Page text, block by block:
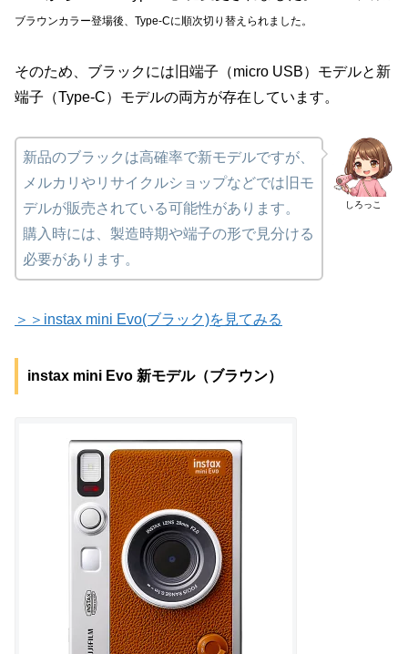
ブラウンカラー登場後、Type-Cに順次切り替えられました。
そのため、ブラックには旧端子（micro USB）モデルと新
端子（Type-C）モデルの両方が存在しています。
しろっこ
新品のブラックは高確率で新モデルですが、
メルカリやリサイクルショップなどでは旧モ
デルが販売されている可能性があります。
購入時には、製造時期や端子の形で見分ける
必要があります。
＞＞instax mini Evo(ブラック)を見てみる
instax mini Evo 新モデル（ブラウン）